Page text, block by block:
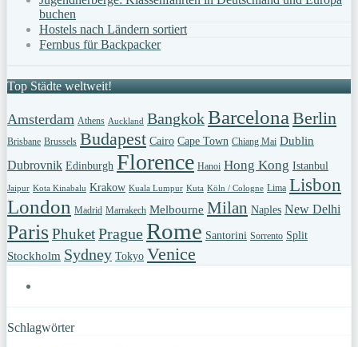
buchen
Hostels nach Ländern sortiert
Fernbus für Backpacker
Top Städte weltweit!
Amsterdam Athens Auckland BangkokBarcelona Berlin
Brisbane Brussels Budapest Cairo Cape Town Chiang Mai Dublin
Dubrovnik Edinburgh Florence Hanoi Hong Kong Istanbul
Jaipur Kota Kinabalu Krakow Kuala Lumpur Kuta Köln / Cologne Lima Lisbon
London Madrid Marrakech Melbourne Milan Naples New Delhi
ParisPhuketPragueRome Santorini Sorrento Split
Stockholm Sydney Tokyo Venice
Schlagwörter